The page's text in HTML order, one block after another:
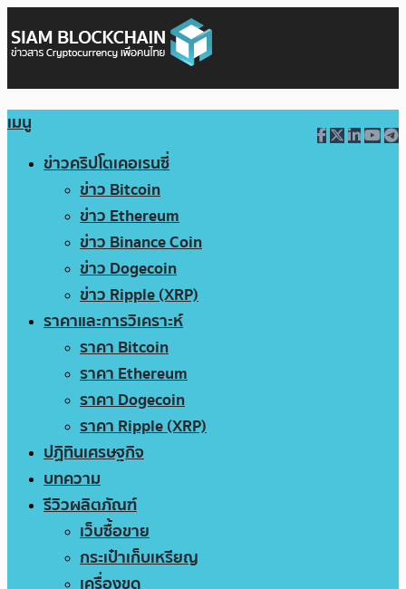
เมนู
ข่าวคริปโตเคอเรนซี่
ข่าว Bitcoin
ข่าว Ethereum
ข่าว Binance Coin
ข่าว Dogecoin
ข่าว Ripple (XRP)
ราคาและการวิเคราะห์
ราคา Bitcoin
ราคา Ethereum
ราคา Dogecoin
ราคา Ripple (XRP)
ปฏิทินเศรษฐกิจ
บทความ
รีวิวผลิตภัณฑ์
เว็บซื้อขาย
กระเป๋าเก็บเหรียญ